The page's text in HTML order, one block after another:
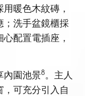
暖色木紋磚，
；洗手盆鏡櫃採
配置電插座，
內園池景8。主人
可充分引入自